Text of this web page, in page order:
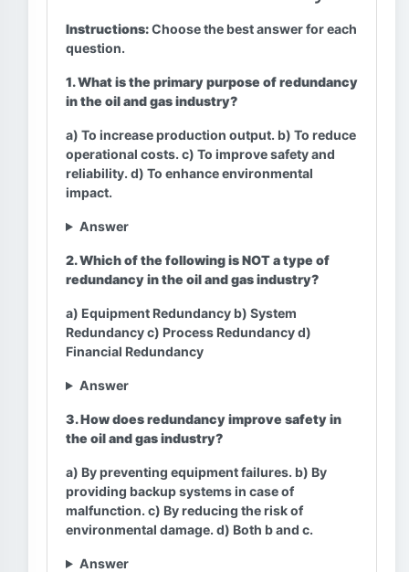
Instructions:Choose the best answer for each
question.
1. What is the primary purpose of redundancy
in the oil and gas industry?
a) To increase production output. b) To reduce
operational costs. c) To improve safety and
reliability. d) To enhance environmental
impact.
Answer
2. Which of the following is NOT a type of
redundancy in the oil and gas industry?
a) Equipment Redundancy b) System
Redundancy c) Process Redundancy d)
Financial Redundancy
Answer
3. How does redundancy improve safety in
the oil and gas industry?
a) By preventing equipment failures. b) By
providing backup systems in case of
malfunction. c) By reducing the risk of
environmental damage. d) Both b and c.
Answer